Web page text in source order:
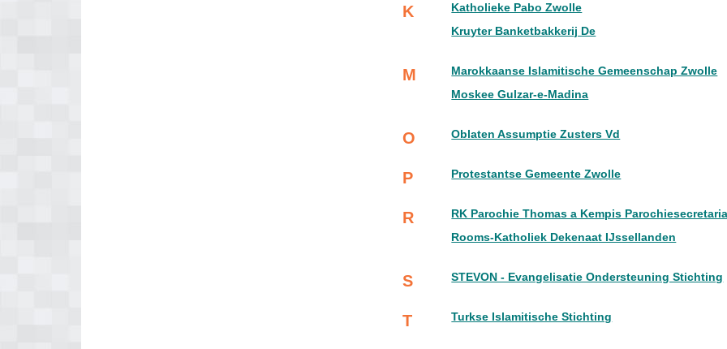
K
Katholieke Pabo Zwolle
Kruyter Banketbakkerij De
M
Marokkaanse Islamitische Gemeenschap Zwolle
Moskee Gulzar-e-Madina
O Oblaten Assumptie Zusters Vd
P Protestantse Gemeente Zwolle
R
RK Parochie Thomas a Kempis
Rooms-Katholiek Dekenaat IJssellanden
S STEVON - Evangelisatie Ondersteuning Stichting
T Turkse Islamitische Stichting